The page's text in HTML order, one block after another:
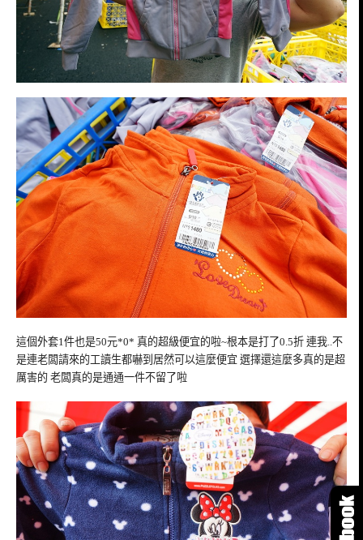
這個外套1件也是50元*0* 真的超級便宜的啦~根本是打了0.5折 連我..不
是連老闆請來的工讀生都嚇到居然可以這麼便宜 選擇還這麼多真的是超
厲害的 老闆真的是通通一件不留了啦